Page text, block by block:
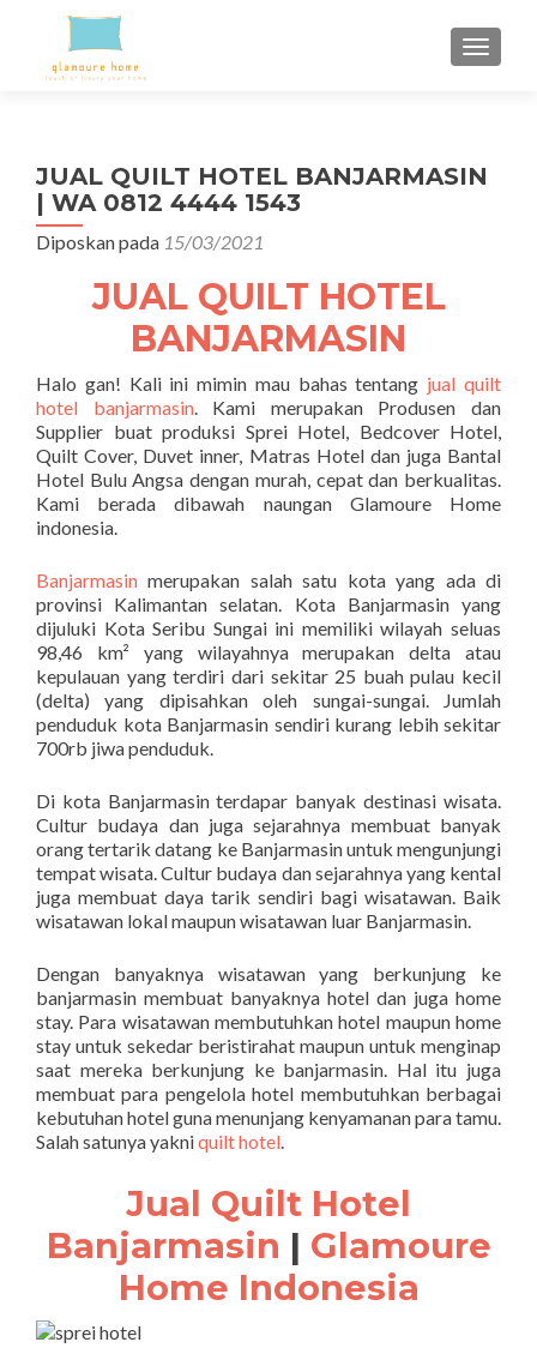
TUKAR
JUAL QUILT HOTEL BANJARMASIN
| WA 0812 4444 1543
Diposkan pada 15/03/2021
JUAL QUILT HOTEL
BANJARMASIN
Halo gan! Kali ini mimin mau bahas tentang jual quilt
hotel banjarmasin. Kami merupakan Produsen dan
Supplier buat produksi Sprei Hotel, Bedcover Hotel,
Quilt Cover, Duvet inner, Matras Hotel dan juga Bantal
Hotel Bulu Angsa dengan murah, cepat dan berkualitas.
Kami berada dibawah naungan Glamoure Home
indonesia.
Banjarmasin merupakan salah satu kota yang ada di
provinsi Kalimantan selatan. Kota Banjarmasin yang
dijuluki Kota Seribu Sungai ini memiliki wilayah seluas
98,46 km² yang wilayahnya merupakan delta atau
kepulauan yang terdiri dari sekitar 25 buah pulau kecil
(delta) yang dipisahkan oleh sungai-sungai. Jumlah
penduduk kota Banjarmasin sendiri kurang lebih sekitar
700rb jiwa penduduk.
Di kota Banjarmasin terdapar banyak destinasi wisata.
Cultur budaya dan juga sejarahnya membuat banyak
orang tertarik datang ke Banjarmasin untuk mengunjungi
tempat wisata. Cultur budaya dan sejarahnya yang kental
juga membuat daya tarik sendiri bagi wisatawan. Baik
wisatawan lokal maupun wisatawan luar Banjarmasin.
Dengan banyaknya wisatawan yang berkunjung ke
banjarmasin membuat banyaknya hotel dan juga home
stay. Para wisatawan membutuhkan hotel maupun home
stay untuk sekedar beristirahat maupun untuk menginap
saat mereka berkunjung ke banjarmasin. Hal itu juga
membuat para pengelola hotel membutuhkan berbagai
kebutuhan hotel guna menunjang kenyamanan para tamu.
Salah satunya yakniquilt hotel.
Jual Quilt Hotel
Banjarmasin | Glamoure
Home Indonesia